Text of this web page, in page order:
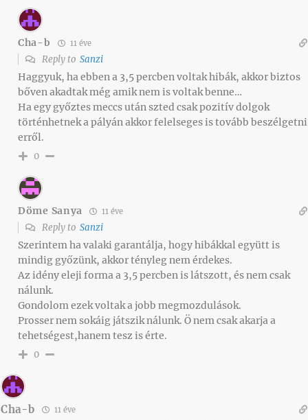
Cha-b 11 éve
Reply to Sanzi
Haggyuk, ha ebben a 3,5 percben voltak hibák, akkor biztos
bőven akadtak még amik nem is voltak benne…
Ha egy győztes meccs után szted csak pozitív dolgok
történhetnek a pályán akkor felelseges is tovább beszélgetni
erről.
0
Döme Sanya 11 éve
Reply to Sanzi
Szerintem ha valaki garantálja, hogy hibákkal együtt is
mindig győzünk, akkor tényleg nem érdekes.
Az idény eleji forma a 3,5 percben is látszott, és nem csak
nálunk.
Gondolom ezek voltak a jobb megmozdulások.
Prosser nem sokáig játszik nálunk. Ö nem csak akarja a
tehetségest,hanem tesz is érte.
0
Cha-b 11 éve